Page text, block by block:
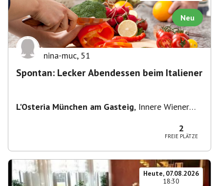
Neu
nina-muc, 51
Spontan: Lecker Abendessen beim Italiener
L'Osteria München am Gasteig, Innere Wiener
2
FREIE PLÄTZE
Heute, 07.08.2026
18:30